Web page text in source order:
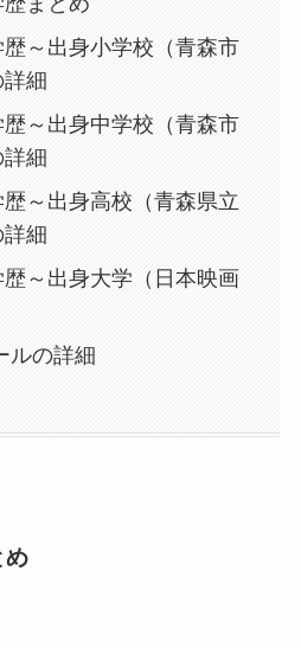
～出身小学校（青森市
細
～出身中学校（青森市
細
～出身高校（青森県立
細
～出身大学（日本映画
ルの詳細
め